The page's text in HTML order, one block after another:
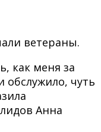
ветераны.
как меня за
обслужило, чуть
Анна